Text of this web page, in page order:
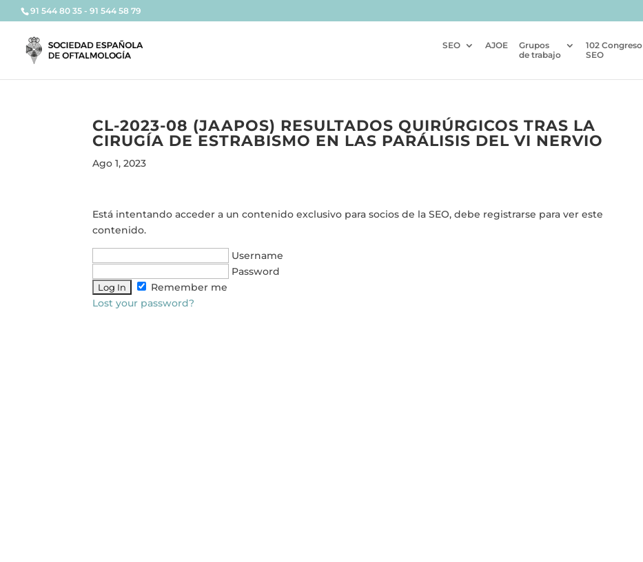
91 544 80 35 - 91 544 58 79
SEO AJOE
Grupos
de trabajo
102 Congreso
SEO
CL-2023-08 (JAAPOS) RESULTADOS QUIRÚRGICOS TRAS LA
CIRUGÍA DE ESTRABISMO EN LAS PARÁLISIS DEL VI NERVIO
Ago 1, 2023
Está intentando acceder a un contenido exclusivo para socios de la SEO, debe registrarse para ver este
contenido.
Username
Password
Remember me
Lost your password?